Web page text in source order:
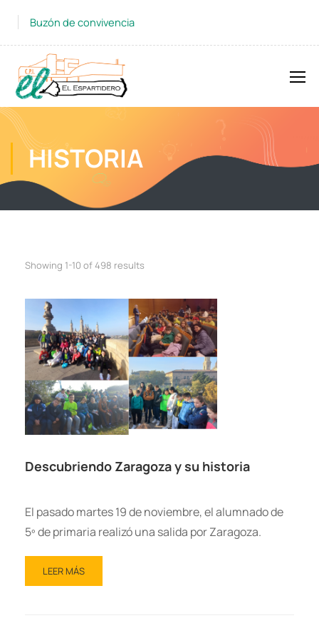
Buzón de convivencia
HISTORIA
Showing 1-10 of 498 results
Descubriendo Zaragoza y su historia
El pasado martes 19 de noviembre, el alumnado de
5º de primaria realizó una salida por Zaragoza.
LEER MÁS